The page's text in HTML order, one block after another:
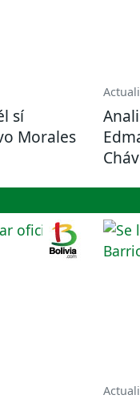
sí
Morales